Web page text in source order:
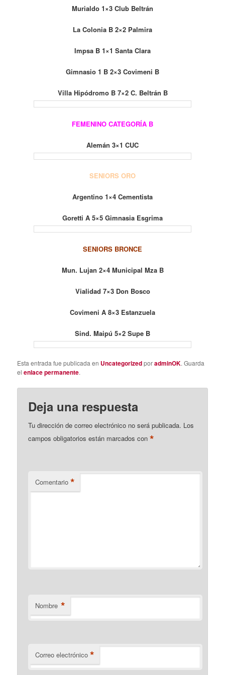
Murialdo 1×3 Club Beltrán
La Colonia B 2×2 Palmira
Impsa B 1×1 Santa Clara
Gimnasio 1 B 2×3 Covimeni B
Villa Hipódromo B 7×2 C. Beltrán B
FEMENINO CATEGORÍA B
Alemán 3×1 CUC
SENIORS ORO
Argentino 1×4 Cementista
Goretti A 5×5 Gimnasia Esgrima
SENIORS BRONCE
Mun. Lujan 2×4 Municipal Mza B
Vialidad 7×3 Don Bosco
Covimeni A 8×3 Estanzuela
Sind. Maipú 5×2 Supe B
Esta entrada fue publicada en UncategorizedporadminOK. Guarda
elenlace permanente.
Deja una respuesta
Tu dirección de correo electrónico no será publicada. Los
campos obligatorios están marcados con*
Comentario *
Nombre *
Correo electrónico *